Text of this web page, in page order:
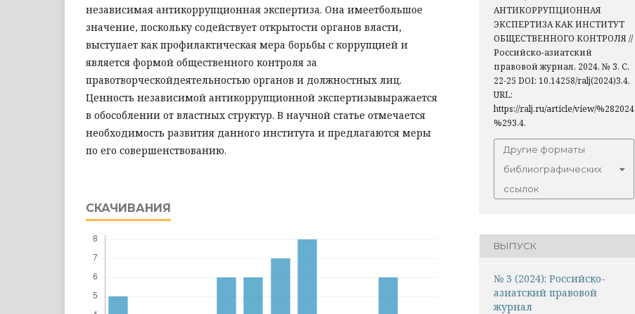
независимая антикоррупционная экспертиза. Она имеетбольшое
значение, поскольку содействует открытости органов власти,
выступает как профилактическая мера борьбы с коррупцией и
является формой общественного контроля за
правотворческойдеятельностью органов и должностных лиц.
Ценность независимой антикоррупционной экспертизывыражается
в обособлении от властных структур. В научной статье отмечается
необходимость развития данного института и предлагаются меры
по его совершенствованию.
СКАЧИВАНИЯ
АНТИКОРРУПЦИОННАЯ
ЭКСПЕРТИЗА КАК ИНСТИТУТ
ОБЩЕСТВЕННОГО КОНТРОЛЯ //
Российско-азиатский
правовой журнал, 2024, № 3. С.
22-25 DOI: 10.14258/ralj(2024)3.4.
URL:
https://ralj.ru/article/view/%282024
%293.4.
Другие форматы
библиографических
ссылок
ВЫПУСК
№ 3 (2024): Российско-
азиатский правовой
журнал